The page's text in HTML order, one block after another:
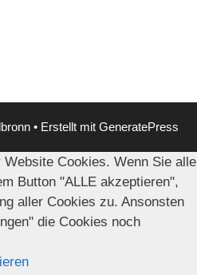
• Erstellt mit GeneratePress
Cookies. Wenn Sie alle
Button "ALLE akzeptieren",
aller Cookies zu. Ansonsten
die Cookies noch